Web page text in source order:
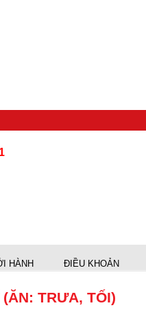
HÀNH ĐIỀU KHOẢN
TRƯA, TỐI)